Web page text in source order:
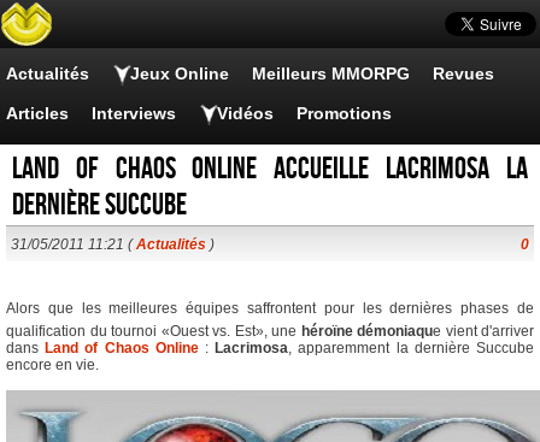
Actualités Jeux Online Meilleurs MMORPG Revues
Articles Interviews Vidéos Promotions
Land of Chaos Online accueille Lacrimosa la
dernière Succube
31/05/2011 11:21 (Actualités ) 0
Alors que les meilleures équipes saffrontent pour les dernières phases de
qualification du tournoi «Ouest vs. Est», une héroïne démoniaque vient d'arriver
dans Land of Chaos Online: Lacrimosa, apparemment la dernière Succube
encore en vie.